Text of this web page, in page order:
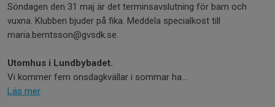
Söndagen den 31 maj är det terminsavslutning för barn och
vuxna. Klubben bjuder på fika. Meddela specialkost till
maria.berntsson@gvsdk.se.
Utomhus i Lundbybadet.
Vi kommer fem onsdagkvällar i sommar ha...
Läs mer